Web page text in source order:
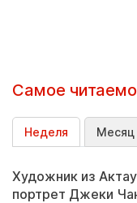
Самое
Неделя Месяц
Художник из
портрет Джеки